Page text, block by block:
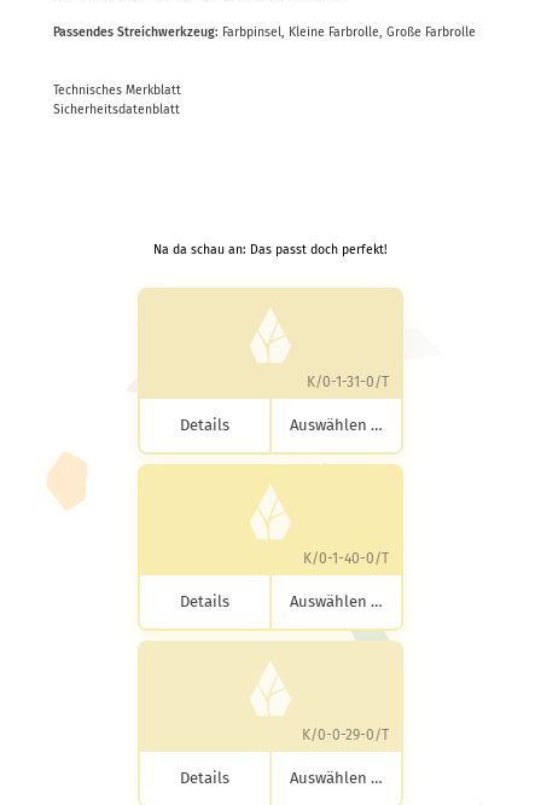
Passendes Streichwerkzeug: Farbpinsel, Kleine Farbrolle, Große Farbrolle
Technisches Merkblatt
Sicherheitsdatenblatt
Na da schau an: Das passt doch perfekt!
K/0-1-31-0/T
Details Auswählen …
K/0-1-40-0/T
Details Auswählen …
K/0-0-29-0/T
Details Auswählen …